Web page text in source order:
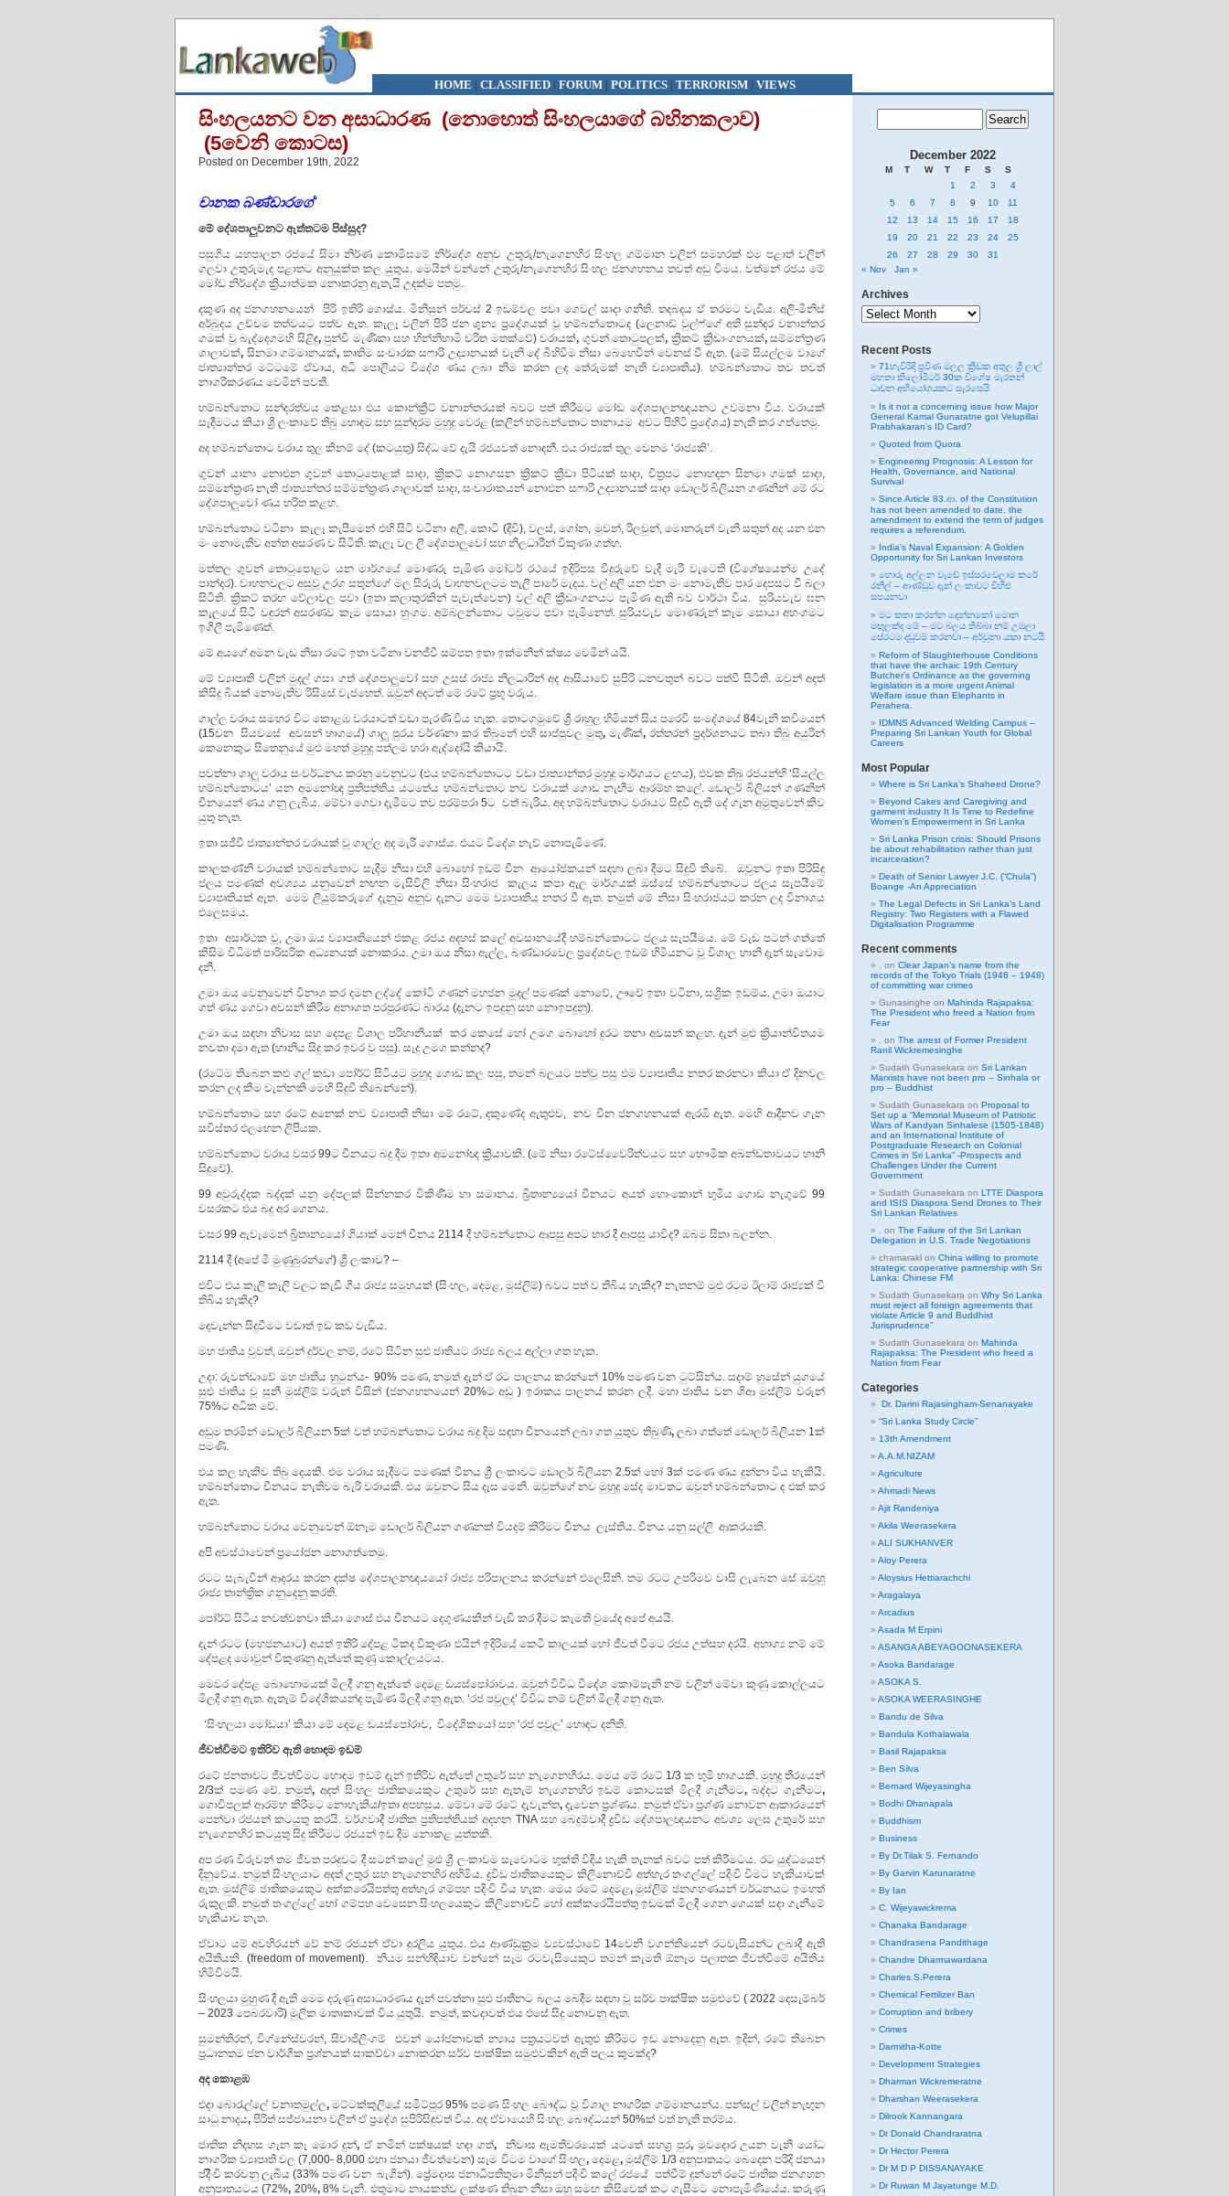
HOME | CLASSIFIED| FORUM| POLITICS | TERRORISM| VIEWS
සිංහලයනට වන අසාධාරණ (නොහොත් සිංහලයාගේ බහිනකලාව)
(5වෙනි කොටස)
Posted on December 19th, 2022
චානක බණ්ඩාරගේ
මේ දේශපාලුවනට ඇත්තටම පිස්සුද?
පසුගිය යහපාලන රජයේ සිමා නිර්ණ කොමිසමේ නිර්දේශ අනුව උතුරු/නැගෙනහිර සිංහල ගම්මාන වලින් සමහරක් එම පළාත් වලින්
ගලවා උතුරුමැද පළාතට අනුයුක්ත කල යුතුය. මෙයින් වන්නේ උතුරු/නැගෙනහිර සිංහල ජනගහනය තවත් අඩු විමය. වත්මන් රජය මේ
මෝඩ නිර්දේශ ක්‍රියාත්මක නොකරනු ඇතැයි උදක්ම පතමු.
දකුණ අද ජනගහනයෙන් පිරි ඉතිරි ගොස්ය. මිනිසුන් පර්චස් 2 ඉඩම්වල පවා ගෙවල් සාදා ගනිති. තදබදය ඒ තරමට වැඩිය. අලි-මිනිස්
අර්බුදය උච්චම තත්වයට පත්ව ඇත. කැලෑ වලින් පිරි ජන ශුන්‍ය ප්‍රදේශයක් වූ හම්බන්තොටද (ලෙනාඩ් වුල්ෆ්ගේ අති සුන්දර වනාන්තර
ගමක් වූ බැද්දෙගමහි සිළිඳු,පුන්චි මැණිකා සහ හින්නිහාමි චරිත මතක්වේ) වරායක්, ගුවන් තොටුපලක්, ක්‍රිකට් ක්‍රිඩාංගනයක්,සම්මන්ත්‍රණ
ශාලාවක්, සිනමා ගම්මානයක්, කෘතිම සංචාරක සෆාරි උද්‍යානයක් වැනි දේ බිහිවිම නිසා බෙහෙවින් වෙනස් වී ඇත. (මේ සියල්ලම වාගේ
ජාත්‍යාන්තර මට්ටමේ ඒවාය, අධි පොලියට විදේශ ණය ලබා නිම කරන ලද තේරුමක් නැති ව්‍යාපෘතිය). හම්බන්තොට තව තවත්
නාගරීකරණය වෙමින් පවතී.
හම්බන්තොට සුන්දරත්වය කෙළසා එය කොන්ක්‍රීට් වනාන්තරයක් බවට පත් කිරීමට මෝඩ දේශපාලනඥයනට උවමනා විය. වරායක්
සෑදීමටය කියා ශ්‍රී ලංකාවේ තිබු හොඳම සහ සුන්දරම මුහුදු වෙරළ (කලින් හම්බන්තොට තානායම අවට පිහිටි ප්‍රදේශය) නැති කර ගත්තෙමු.
අද හම්බන්තොට වරාය තුල කිනම් දේ (කටයුතු) සිද්ධ වේ දැයි රජයවත් නොදනී. එය රාජ්‍යක් තුල වෙනම ‘රාජ්‍යකි’.
ගුවන් යානා නොඑන ගුවන් තොටුපොළක් සාදා, ක්‍රිකට් නොගසන ක්‍රිකට් ක්‍රීඩා පිටියක් සාදා, චිත්‍රපට නොහදන සිනමා ගමක් සාදා,
සම්මන්ත්‍රණ නැති ජාත්‍යන්තර සම්මන්ත්‍රණ ශාලාවක් සාදා, සංචාරාකයන් නොඑන සෆාරි උද්‍යානයක් සාදා ඩොලර් බිලියන ගණනින් මේ රට
දේශපාලුවෝ ණය භරිත කළහ.
හම්බන්තොට වටිනා කැලෑ කැපීමෙන් එහි සිටි වටිනා අලි, කොටි (දිවි), වලස්, ගෝන, මුවන්, රිලවුන්, මොනරුන් වැනි සතුන් අද යන එන
මං නොමැතිව අන්ත අසරණ ව සිටිති. කැලෑ වල ලී දේශපාලුවෝ සහ නිලධාරීන් විකුණා ගත්හ.
මත්තල ගුවන් තොටුපොළට යන මාර්ගයේ මොණරු පැමිණ මෝටර් රථයේ ඉදිරිපස වීදුරුවේ වැදී මැරී වැටෙති (විශේෂයෙන්ම උදේ
පාන්දර). වාහනවලට අසුවූ උරග සතුන්ගේ මල සිරුරු වාහනවලටම තැලී පාරේ මැදය. වල් අලි යන එන මං නොමැතිව පාර දෙපසට වී බලා
සිටිති. ක්‍රිකට් තරඟ වේලාවල පවා (ඉතා කලාතුරකින් පැවැත්වෙන) වල් අලි ක්‍රීඩාංගනයට පැමිණ ඇති බව වාර්ථා විය. සුරියවැව ඝන
කැලයේ සිටී වඳුරන් අසරණව කෑම සොයා හුංගම. අම්බලන්තොට ටවුමට පවා පැමිනෙත්. සුරියවැව මොණරුන් කෑම සොයා අහංගමට
ඉගිලී පැමිණෙත්.
මේ අයගේ අමන වැඩ නිසා රටේ ඉතා වටිනා වනජීවී සම්පත ඉතා ඉක්මනින් ක්ෂය වෙමින් යයි.
මේ ව්‍යාපෘති වලින් මුදල් ගසා ගත් දේශපාලුවෝ සහ උසස් රාජ්‍ය නිලධාරින් අද ආසියාවේ සුපිරි ධනවතුන් බවට පත්වී සිටිති. ඔවුන් අදත්
කිසිදු බියක් නොමැතිව රිසිසේ වැජභෙත්. ඔවුන් අදටත් මේ රටේ ප්‍රභූ වරුය.
ගාල්ල වරාය සමහර විට කොළඹ වරයාටත් වඩා පැරණි විය හැක. තොටගමුවේ ශ්‍රී රාහුල හිමියන් සිය පරෙවි සංදේශයේ 84වැනි කවියෙන්
(15වන සියවසේ අවසන් භාගයේ) ගාලු පුරය වර්ණනා කර තිබුනේ එහි සාප්පුවල මුතු,මැණික්,රත්‍තරන් ප්‍රදර්ශනයට තබා තිබු අයුරින්
කෙනෙකුට සිතෙනුයේ මුළු මහත් මුහුදු පත්ලම හරා ඇද්දෝයි කියායි.
පවත්නා ගාලු වරාය සංවර්ධනය කරනු වෙනුවට (එය හම්බන්තොටට වඩා ජාත්‍යාන්තර මුහුදු මාර්ගයට ළඟය), එවක තිබු රජයන්හි ‘සියල්ල
හම්බන්තොටය’ යන අමනෝඥ ප්‍රතිපත්තිය යටතේය හම්බන්තොට නව වරායක් ගොඩ නැඟීම ආරම්භ කලේ. ඩොලර් බිලියන් ගණනින්
චීනයෙන් ණය ගනු ලැබීය. මේවා ගෙවා දැමීමට තව පරම්පරා 5ට වත් බැරිය. අද හම්බන්තොට වරායට සිදුවී ඇති දේ ගැන අමුතුවෙන් කිව
යුතු නැත.
ඉතා සජීවී ජාත්‍යාන්තර වරායක් වූ ගාල්ල අද මැරී ගොස්ය. එයට විදේශ නැව් නොපැමිණේ.
කාලකණ්නි වරායක් හම්බන්තොට සැදීම නිසා එහි බොහෝ ඉඩම් චීන ආයෝජකයන් සඳහා ලබා දීමට සිදුවී තිබේ. ඔවුනට ඉතා පිරිසිඳු
ජලය පමණක් අවශ්‍යය යනුවෙන් නඟන මැසිවිලි නිසා සිංහරාජ කැලය කපා ඇල මාර්ගයක් ඔස්සේ හම්බන්තොටට ජලය සැපයීමේ
ව්‍යාපෘතියක් ඇත. මෙම ලියුම්කරුගේ දැනුම අනුව දැනට මෙම ව්‍යාපෘතිය නතර වී ඇත. නමුත් මේ නිසා සිංහරාජයට කරන ලද විනාශය
එලෙසමය.
ඉතා අසාර්ථක වූ, උමා ඔය ව්‍යාපෘතියෙන් එකළ රජය අදහස් කලේ අවසානයේදී හම්බන්තොටට ජලය සැපයීමය. මේ වැඩ පටන් ගත්තේ
කිසිම විධිමත් පාරිසරික අධ්‍යනයක් නොකරය. උමා ඔය නිසා ඇල්ල, බණ්ඩාරවෙල ප්‍රදේශවල ඉඩම් හිමියනට වූ විශාල හානි දැන් සැවොම
දනී.
උමා ඔය වෙනුවෙන් විනාශ කර දමන ලද්දේ කෝටි ගණන් මහජන මුදල් පමණක් නොවේ, ඌවේ ඉතා වටිනා, සශ්‍රීක ඉඩම්ය. උමා ඔයාට
ගත් ණය ගෙවා අවසන් කිරීම අනාගත පරපුරණට බාරය (දැනට ඉපදුනු සහ නොඉපදුනු).
උමා ඔය සඳහා නිවාස සහ දෙපළ විශාල පරිහානියක් කර කෙසේ හෝ උමග බොහෝ දුරට තනා අවසන් කළහ. දැන් මුළු ක්‍රියාන්විතයම
නවතා දමා ඇත (හානිය සිදු කර ඉවර වු පසු). සෑදු උමග කන්නද?
(රටේම තිබෙන කළු ගල් කඩා පෝර්ට් සිටියට මුහුද ගොඩ කල පසු, තමන් බලයට පත්වූ පසු එම ව්‍යාපෘතිය නතර කරනවා කියා ඒ දිනවල
කරන ලද කීම වැන්නකි මෙහි සිදුවී තිබෙන්නේ).
හම්බන්තොට සහ රටේ අනෙක් නව ව්‍යාපෘති නිසා මේ රටේ, දකුණේද ඇතුළුව, නව චීන ජනගහනයක් ඇරඹි ඇත. මෙහි ආදීනව ගැන
සවිස්තර එලභෙන ලිපියක.
හම්බන්තොට වරාය වසර 99ට චීනයට බදු දීම ඉතා අමනෝඥ ක්‍රියාවකි. (මේ නිසා රටේස්වෛරිත්වයට සහ භෞමික අඛන්ඩතාවයට හානි
සිදුවේ).
99 අවුරුද්දක බද්දක් යනු දේපලක් සින්නකර විකිණීම හා සමානය. බ්‍රිතාන්‍යයෝ චීනයට අයත් හොංකොන් භුමිය ගොඩ නැගුවේ 99
වසරකට එය බදු අර ගෙනය.
වසර 99 ඇවෑමෙන් බ්‍රිතාන්‍යයෝ ගියාක් මෙන් චීනය 2114 දී හම්බන්තොට ආපසු අපට භාර දී ආපසු යාවිද? ඔබම සිතා බලන්න.
2114 දී (අපේ මී මුණුබුරන්ගේ) ශ්‍රී ලංකාව? –
එවිට එය කෑලි කෑලි වලට කැඩී ගිය රාජ්‍ය සමුහයක් (සිංහල, දෙමළ, මුස්ලිම්) බවට පත් ව තිබිය හැකිද? නැතනම් මුළු රටම ඊලාම් රාජ්‍යක් වී
තිබිය හැකිද?
දෙවැන්න සිදුවීමට වඩාත් ඉඩ කඩ වැඩිය.
මහ ජාතිය වුවත්, ඔවුන් දුර්වල නම්, රටේ සිටින සුළු ජාතියට රාජ්‍ය බලය අල්ලා ගත හැක.
උදා: රුවන්ඩාවේ මහ ජාතිය හුටුන්ය- 90% පමණ, නමුත් දැන් ඒ රට පාලනය කරන්නේ 10% පමණ වන ටුට්සින්ය. සදාම් හුසේන් යුගයේ
සුළු ජාතිය වූ සුනී මුස්ලිම් වරුන් විසින් (ජනගහනයෙන් 20%ට අඩු ) ඉරාකය පාලනය් කරන ලදී. මහා ජාතිය වන ශිආ මුස්ලිම් වරුන්
75%ට අධික වේ.
අඩුම තරමින් ඩොලර් බිලියන 5ක් වත් හම්බන්තොට වරාය බදු දිම සඳහා චීනයෙන් ලබා ගත යුතුව තිබුණි, ලබා ගත්තේ ඩොලර් බිලියන 1ක්
පමණි.
එය කල හැකිව තිබු දෙයකි. එම වරාය සෑදීමට පමණක් චීනය ශ්‍රී ලංකාවට ඩොලර් බිලියන 2.5ක් හෝ 3ක් පමණ ණය දුන්නා විය හැකියි.
හම්බන්තොට චීනයට නැතිවම බැරි වරායකි. එය ඔවුනට සිය දෑස මෙනි. ඔවුන්ගේ නව මුහුදු සේද මාවතට ඔවුන් හම්බන්තොට ද එක් කර
ඇත.
හම්බන්තොට වරාය වෙනුවෙන් ඕනෑම ඩොලර් බිලියන ගණනක් වියදම් කිරිමට චීනය ලෑස්තිය. චීනය යනු සල්ලි ආකරයකි.
අපි අවස්ථාවෙන් ප්‍රයෝජන නොගත්තෙමු.
රටට සැබැවින් ආදරය කරන දක්ෂ දේශපාලනඥයයෝ රාජ්‍ය පරිපාලනය කරන්නේ එලෙසිනි. තම රටට උපරිමව වාසි ලැබෙන සේ ඔවුහු
රාජ්‍ය තාන්ත්‍රික ගනුදෙනු කරති.
පෝර්ට් සිටිය නවත්වනවා කියා ගොස් එය චීනයට දෙගුණයකින් වැඩි කර දීමට කැමති වුයේද අපේ අයයි.
දැන් රටට (මහජනයාට) අයත් ඉතිරි දේපළ ටිකද විකුණා එයින් ඉදිරියේ කෙටි කාලයක් හෝ ජීවත් වීමට රජය උත්සහ දරයි. අභාග්‍ය නම් මේ
දේපළද මොවුන් විකුණනු ඇත්තේ කුණු කොල්ලයටය.
මෙවර දේපළ බොහොමයක් මිලදී ගනු ඇත්තේ දෙමළ ඩයස්පෝරාවය. ඔවුන් විවිධ විදේශ කොම්පැනි නම් වලින් මේවා කුණු කොල්ලයට
මිලදී ගනු ඇත. ඇතැම් විදේශිකයන්ද පැමිණ මිලදී ගනු ඇත. ‘රජ පවුලද’ විවිධ නම් වලින් මිලදී ගනු ඇත.
‘සිංහලයා මෝඩයා’ කියා මේ දෙමළ ඩයස්පෝරාව, විදේශිකයෝ සහ ‘රජ පවුල’ හොඳට දනිති.
ජීවත්විමට ඉතිරිව ඇති හොඳම ඉඩම්
රටේ ජනතාවට ජීවත්විමට හොඳම ඉඩම් දැන් ඉතිරිව ඇත්තේ උතුරේ සහ නැගෙනහිරය. මෙය මේ රටේ 1/3 ක භුමි භාගයකි. මුහුදු තීරයෙන්
2/3ක් පමණ වේ. නමුත්, අදත් සිංහල ජාතිකයෙකුට උතුරේ සහ ඇතැම් නැගෙනහිර ඉඩම් කොටසක් මිලදී ගැනීමට,බද්දට ගැනීමට,
ගොවිපලක් ආරම්භ කිරීමට නොහැකිය/ඉතා අපහසුය. මේවා මේ රටේ දැවැන්ත,දැවෙන ප්‍රශ්ණය. නමුත් ඒවා ප්‍රශ්ණ නොවන ආකාරයෙන්
පෙන්වා රජයන් කටයුතු කරයි. වර්ගවාදී ජාතික ප්‍රතිපත්තියක් අදහන TNA සහ බෙදුම්වාදී ද්‍රවිඩ දේශපාලඥයනට අවශ්‍ය ලෙස උතුරේ සහ
නැගෙනහිර කටයුතු සිදු කිරීමට රජයන් ඉඩ දීම නොකළ යුත්තකි.
අප රණ විරුවන් තම ජීවත පරදුවට දී සටන් කලේ මුළු ශ්‍රී ලංකාවම සැවොටම භුක්ති විඳිය හැකි තැනක් බවට පත් කිරීමටය. රට යුද්ධයෙන්
දිනුවේය. නමුත් සිංහලයාට අදත් උතුර සහ නැගෙනහිර අහිමිය. ද්‍රවිඩ ජාතිකයෙකුට කිලිනොච්චි අත්හැර තංගල්ලේ පදිංචි විමට හැකියාවක්
ඇත. මුස්ලිම් ජාතිකයෙකුට අක්කරෙයිපත්තු අත්හැර ගම්පහ පදිංචි විය හැක. මෙය රටේ දෙමළ,මුස්ලිම් ජනගහණයන් වර්ධනයට ඉමහත්
රුකුලකි. නමුත් තංගල්ලේ හෝ ගම්පහ වෙසෙන සිංහලයෙකුට කිලිනොච්චි හෝ අක්කරෙයිපත්තු ඉඩමක් මිලදී ගෙන ගෙයක් සදා ගැනීමේ
හැකියාව නැත.
ඒවාට යම් අවහිරයන් වේ නම් රජයන් ඒවා දුරලිය යුතුය. එය ආණ්ඩුක්‍රම ව්‍යවස්ථාවේ 14වෙනි වගන්තියෙන් රටවැසියන්ට ලබාදී ඇති
අයිතියකි. (freedom of movement). නියම සන්හිඳියාව වන්නේ සෑම රටවැසියෙකුට තමන් කැමති ඕනෑම පලාතක ජීවත්වීමේ අයිතිය
හිමිවිමයි.
සිංහලයා මුහුණ දී ඇති මෙම දරුණු අසාධාරණය දැන් පවත්නා සුළු ජාතීනට බලය බෙදීම සඳහා වූ සර්ව පාක්ෂික සමුළුවේ ( 2022 දෙසැම්බර්
– 2023 පෙබරවාරි) මුලික මාතෘකාවක් විය යුතුයි. නමුත්, කවදාවත් එය එසේ සිදු නොවනු ඇත.
සුමන්තිරන්, විග්නේස්වරන්, සිවාජිලිංගම් එවන් යෝජනාවක් න්‍යාය පත්‍රයටවත් ඇතුළු කිරීමට ඉඩ නොදෙනු ඇත. ඉදින්, රටේ තිබෙන
ප්‍රධානතම ජන වාර්ගික ප්‍රශ්නයක් සාකච්චා නොකරන සර්ව පාක්ෂික සමුළුවකින් ඇති පලය කුමක්ද?
අද කොළඹ
එදා බොරැල්ලේ වනාතමුල්ල,මට්ටක්කුලියේ සමිට්පුර 95% පමණ සිංහල බෞද්ධ වූ විශාල නාගරික ගම්මානයන්ය. පන්සල් වලින් නැඟුන
සාධු නාදය, පිරිත් සජ්ජායනා වලින් ඒ ප්‍රදේශ සුපිරිසිඳුවත් විය. අද ඒවායෙහි සිංහල බෞද්ධයන් 50%ක් වත් නැති තරම්ය.
ජාතික නිදහස ගැන කෑ මොර දුන්, ඒ නමින් පක්ෂයක් හදා ගත්, නිවාස ඇමතිවරයෙක් යටතේ සහශ්‍ර පුර, මුවදොර උයන වැනි යෝධ
නාගරික ව්‍යාපෘති වල (7,000- 8,000 එහා ජනයා ජීවත්වෙන) සෑම විටම වාගේ සිංහල, දෙමළ, මුස්ලිම් 1/3 අනුපාතයට බෙදෙන පරිදි ජනයා
පදිිංචි කරවනු ලැබිය (33% පමණ වන බැගින්). ප්‍රේමදාස ජනාධිපතිතුමා මිනිසුන් පදිංචි කලේ රජයේ පත්වීම් දුන්නේ රටේ ජාතික ජනගහන
අනුපාතයටය (72%, 20%, 8% වැනි. එතුමාට නායකත්ව ලක්ෂණ තිබුන නිසා ඔහු සමඟ කිසිවෙක් කට ගැසීමට නොපැමිණියේය. කරුණු
December 2022
M T W T F S
S
1
2 3
4
5
6 7 8 9 10
11
12
13 14 15 16 17
18
19
20 21 22 23 24
25
26
27 28 29 30
31
« Nov
Jan »
Archives
Archives
Recent Posts
71හැවිරිදි ප්‍රවීණ මලල ක්‍රීඩක අතුල ශ්‍රී ලාල්
මහතා කිලෝමීටර් 30ක විශේෂ මැරතන්
ධාවන අභියෝගයකට සැරසෙයි
Is it not a concerning issue how Major
General Kamal Gunaratne got Velupillai
Prabhakaran’s ID Card?
Quoted from Quora
Engineering Prognosis: A Lesson for
Health, Governance, and National
Survival
Since Article 83.ආ. of the Constitution
has not been amended to date, the
amendment to extend the term of judges
requires a referendum.
India’s Naval Expansion: A Golden
Opportunity for Sri Lankan Investors
හොරු අල්ලන වැඩේ ඉස්සරවෙලාම කරේ
රනිල් – ආණ්ඩුව දැන් ලංකාවට විහිළු
සපයනවා
මට කතා කරන්න දෙන්නකෝ මොන
මඟුලක්ද මේ – මට බලය තිබ්බා නම් උඹලා
සේරටම දඬුවම් කරනවා – අර්චුනා යකා නටයි
Reform of Slaughterhouse Conditions
that have the archaic 19th Century
Butcher’s Ordinance as the governing
legislation is a more urgent Animal
Welfare issue than Elephants in
Perahera.
IDMNS Advanced Welding Campus –
Preparing Sri Lankan Youth for Global
Careers
Most Popular
Where is Sri Lanka’s Shaheed Drone?
Beyond Cakes and Caregiving and
garment industry It Is Time to Redefine
Women’s Empowerment in Sri Lanka
Sri Lanka Prison crisis: Should Prisons
be about rehabilitation rather than just
incarceration?
Death of Senior Lawyer J.C. (“Chula”)
Boange -An Appreciation
The Legal Defects in Sri Lanka’s Land
Registry: Two Registers with a Flawed
Digitalisation Programme
Recent comments
on Clear Japan’s name from the
records of the Tokyo Trials (1946 – 1948)
of committing war crimes
Gunasinghe on Mahinda Rajapaksa:
The President who freed a Nation from
Fear
on The arrest of Former President
Ranil Wickremesinghe
Sudath Gunasekara on Sri Lankan
Marxists have not been pro – Sinhala or
pro – Buddhist
Sudath Gunasekara on Proposal to
Set up a “Memorial Museum of Patriotic
Wars of Kandyan Sinhalese (1505-1848)
and an International Institute of
Postgraduate Research on Colonial
Crimes in Sri Lanka” -Prospects and
Challenges Under the Current
Government
Sudath Gunasekara on LTTE Diaspora
and ISIS Diaspora Send Drones to Their
Sri Lankan Relatives
on The Failure of the Sri Lankan
Delegation in U.S. Trade Negotiations
chamarakl on China willing to promote
strategic cooperative partnership with Sri
Lanka: Chinese FM
Sudath Gunasekara on Why Sri Lanka
must reject all foreign agreements that
violate Article 9 and Buddhist
Jurisprudence”
Sudath Gunasekara on Mahinda
Rajapaksa: The President who freed a
Nation from Fear
Categories
Dr. Darini Rajasingham-Senanayake
“Sri Lanka Study Circle”
13th Amendment
A.A.M.NIZAM
Agriculture
Ahmadi News
Ajit Randeniya
Akila Weerasekera
ALI SUKHANVER
Aloy Perera
Aloysius Hettiarachchi
Aragalaya
Arcadius
Asada M Erpini
ASANGA ABEYAGOONASEKERA
Asoka Bandarage
ASOKA S.
ASOKA WEERASINGHE
Bandu de Silva
Bandula Kothalawala
Basil Rajapaksa
Ben Silva
Bernard Wijeyasingha
Bodhi Dhanapala
Buddhism
Business
By Dr.Tilak S. Fernando
By Garvin Karunaratne
By Ian
C. Wijeyawickrema
Chanaka Bandarage
Chandrasena Pandithage
Chandre Dharmawardana
Charles.S.Perera
Chemical Fertilizer Ban
Corruption and bribery
Crimes
Darmitha-Kotte
Development Strategies
Dharman Wickremeratne
Dharshan Weerasekera
Dilrook Kannangara
Dr Donald Chandraratna
Dr Hector Perera
Dr M D P DISSANAYAKE
Dr Ruwan M Jayatunge M.D.